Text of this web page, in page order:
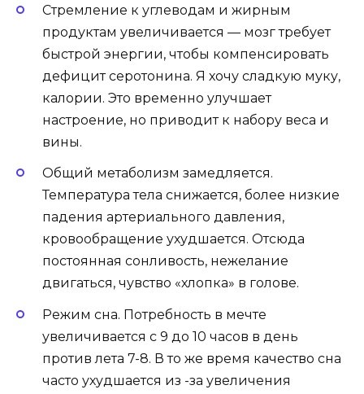
Стремление к углеводам и жирным
продуктам увеличивается — мозг требует
быстрой энергии, чтобы компенсировать
дефицит серотонина. Я хочу сладкую муку,
калории. Это временно улучшает
настроение, но приводит к набору веса и
вины.
Общий метаболизм замедляется.
Температура тела снижается, более низкие
падения артериального давления,
кровообращение ухудшается. Отсюда
постоянная сонливость, нежелание
двигаться, чувство «хлопка» в голове.
Режим сна. Потребность в мечте
увеличивается с 9 до 10 часов в день
против лета 7-8. В то же время качество сна
часто ухудшается из -за увеличения